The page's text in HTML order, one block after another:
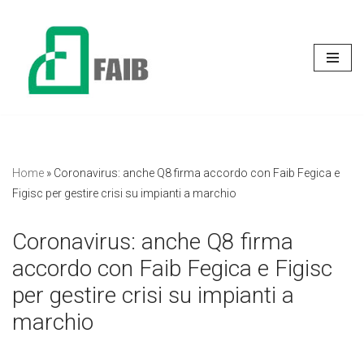
contenuto
Home » Coronavirus: anche Q8 firma accordo con Faib Fegica e
Figisc per gestire crisi su impianti a marchio
Coronavirus: anche Q8 firma
accordo con Faib Fegica e Figisc
per gestire crisi su impianti a
marchio